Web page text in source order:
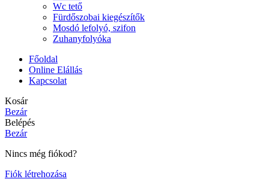
Wc tető
Fürdőszobai kiegészítők
Mosdó lefolyó, szifon
Zuhanyfolyóka
Főoldal
Online Elállás
Kapcsolat
Kosár
Bezár
Belépés
Bezár
Nincs még fiókod?
Fiók létrehozása